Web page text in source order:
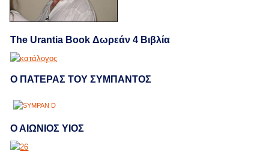
The Urantia Book Δωρεάν 4 Βιβλία
Ο ΠΑΤΕΡΑΣ ΤΟΥ ΣΥΜΠΑΝΤΟΣ
Ο ΑΙΩΝΙΟΣ ΥΙΟΣ